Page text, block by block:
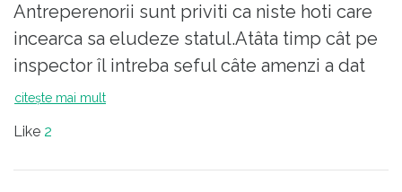
Antreperenorii sunt priviti ca niste hoti care
incearca sa eludeze statul.Atâta timp cât pe
inspector îl intreba seful câte amenzi a dat
intr-o zi ,de geaba ne agitam noi .
citește mai mult
Like 2